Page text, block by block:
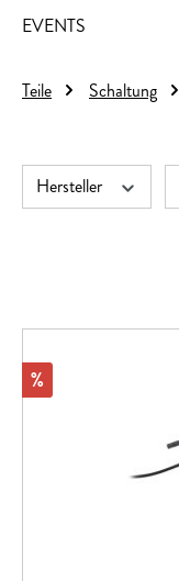
EVENTS
Teile Schaltung
Hersteller
Rabatt
%